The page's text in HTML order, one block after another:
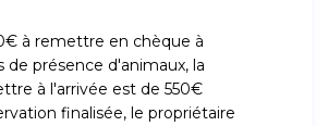
à remettre en chèque à
de présence d'animaux, la
à l'arrivée est de 550€
finalisée, le propriétaire